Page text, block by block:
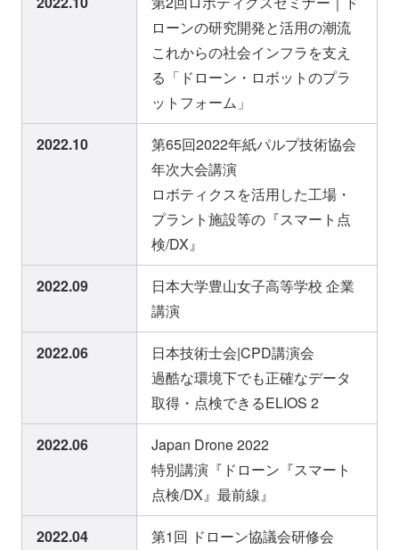
ローンの研究開発と活用の潮流
これからの社会インフラを支え
る「ドローン・ロボットのプラ
ットフォーム」
2022.10
第65回2022年紙パルプ技術協会
年次大会講演
ロボティクスを活用した工場・
プラント施設等の『スマート点
検/DX』
2022.09
日本大学豊山女子高等学校 企業
講演
2022.06
日本技術士会|CPD講演会
過酷な環境下でも正確なデータ
取得・点検できるELIOS 2
2022.06
Japan Drone 2022
特別講演『ドローン『スマート
点検/DX』最前線』
2022.04
第1回 ドローン協議会研修会